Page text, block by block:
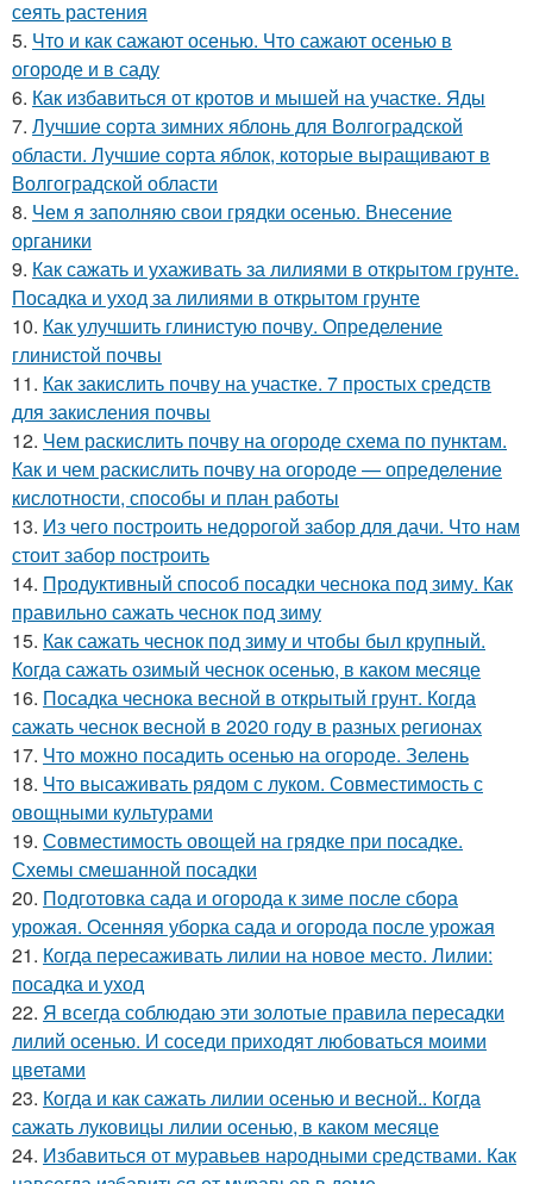
сеять растения
5. Что и как сажают осенью. Что сажают осенью в
огороде и в саду
6. Как избавиться от кротов и мышей на участке. Яды
7. Лучшие сорта зимних яблонь для Волгоградской
области. Лучшие сорта яблок, которые выращивают в
Волгоградской области
8. Чем я заполняю свои грядки осенью. Внесение
органики
9. Как сажать и ухаживать за лилиями в открытом грунте.
Посадка и уход за лилиями в открытом грунте
10. Как улучшить глинистую почву. Определение
глинистой почвы
11. Как закислить почву на участке. 7 простых средств
для закисления почвы
12. Чем раскислить почву на огороде схема по пунктам.
Как и чем раскислить почву на огороде — определение
кислотности, способы и план работы
13. Из чего построить недорогой забор для дачи. Что нам
стоит забор построить
14. Продуктивный способ посадки чеснока под зиму. Как
правильно сажать чеснок под зиму
15. Как сажать чеснок под зиму и чтобы был крупный.
Когда сажать озимый чеснок осенью, в каком месяце
16. Посадка чеснока весной в открытый грунт. Когда
сажать чеснок весной в 2020 году в разных регионах
17. Что можно посадить осенью на огороде. Зелень
18. Что высаживать рядом с луком. Совместимость с
овощными культурами
19. Совместимость овощей на грядке при посадке.
Схемы смешанной посадки
20. Подготовка сада и огорода к зиме после сбора
урожая. Осенняя уборка сада и огорода после урожая
21. Когда пересаживать лилии на новое место. Лилии:
посадка и уход
22. Я всегда соблюдаю эти золотые правила пересадки
лилий осенью. И соседи приходят любоваться моими
цветами
23. Когда и как сажать лилии осенью и весной.. Когда
сажать луковицы лилии осенью, в каком месяце
24. Избавиться от муравьев народными средствами. Как